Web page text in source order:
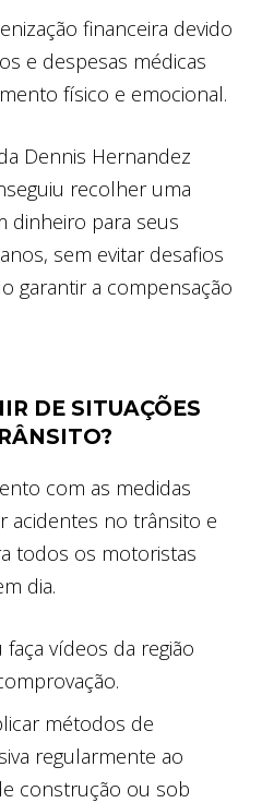
financeira devido
e despesas médicas
físico e emocional.
Dennis Hernandez
recolher uma
dinheiro para seus
sem evitar desafios
garantir a compensação
DE SITUAÇÕES
com as medidas
acidentes no trânsito e
todos os motoristas
dia.
vídeos da região
métodos de
regularmente ao
construção ou sob